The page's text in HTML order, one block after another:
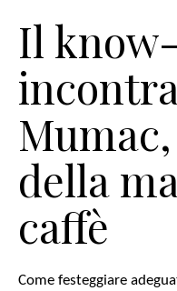
Il
della
caffè
Come festeggiare